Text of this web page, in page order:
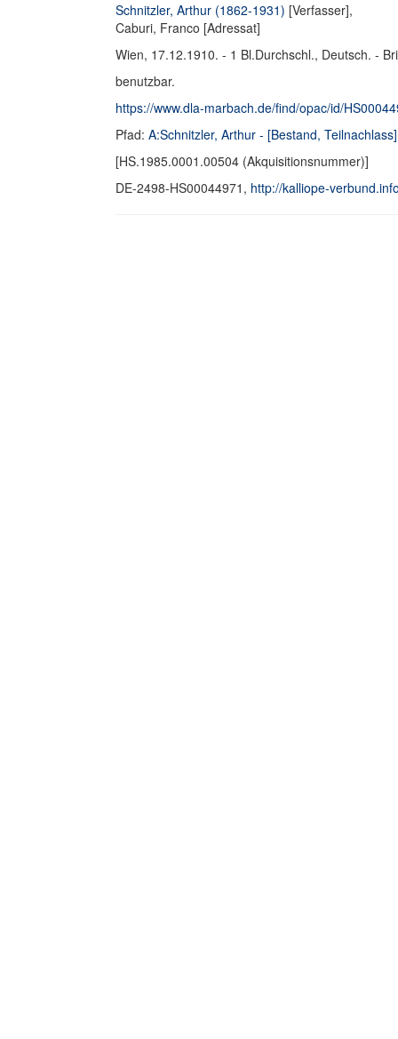
Schnitzler, Arthur (1862-1931) [Verfasser],
Caburi, Franco [Adressat]
Wien, 17.12.1910. - 1 Bl.Durchschl., Deutsch. -
benutzbar.
https://www.dla-marbach.de/find/opac/id/
Pfad: A:Schnitzler, Arthur - [Bestand, Teilnachlass]
[HS.1985.0001.00504 (Akquisitionsnummer)]
DE-2498-HS00044971, http://kalliope-